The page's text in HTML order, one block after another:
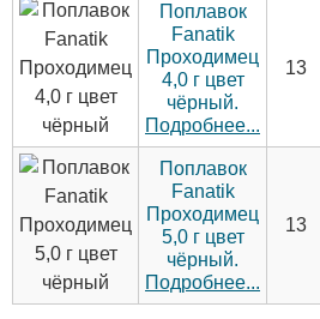
Поплавок
Fanatik
Проходимец
4,0 г цвет
чёрный.
Подробнее...
13
Поплавок
Fanatik
Проходимец
5,0 г цвет
чёрный.
Подробнее...
13